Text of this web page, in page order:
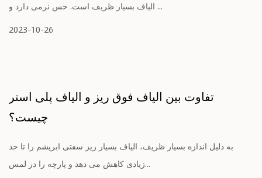
الیاف بسیار ظریف است. حس نرمی دارد و ...
2023-10-26
تفاوت بین الیاف فوق ریز و الیاف پلی استر
چیست؟
به دلیل اندازه بسیار ظریف، الیاف بسیار ریز سفتی ابریشم را تا حد
زیادی کاهش می دهد و پارچه را در لمس...